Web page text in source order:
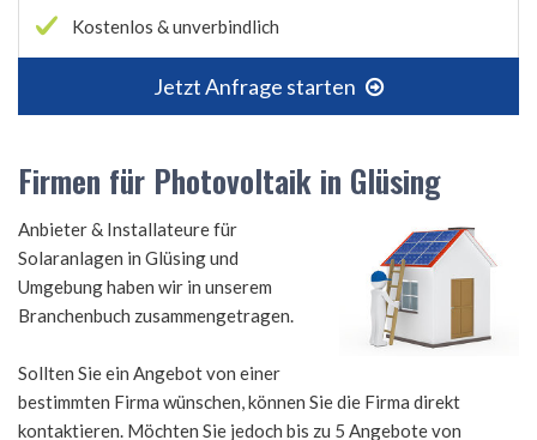
Kostenlos & unverbindlich
Jetzt Anfrage starten
Firmen für Photovoltaik in Glüsing
Anbieter & Installateure für
Solaranlagen in Glüsing und
Umgebung haben wir in unserem
Branchenbuch zusammengetragen.
Sollten Sie ein Angebot von einer
bestimmten Firma wünschen, können Sie die Firma direkt
kontaktieren. Möchten Sie jedoch bis zu 5 Angebote von